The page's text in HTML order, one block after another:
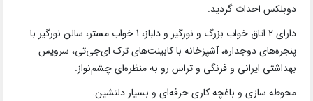
دوبلکس احداث گردید.
دارای 2 اتاق خواب بزرگ و نورگیر و دلباز، 1 خواب مستر، سالن نورگیر با
پنجره‌های دوجداره، آشپزخانه با کابینت‌های ترک ای‌جی‌تی، سرویس
بهداشتی ایرانی و فرنگی و تراس رو به منظره‌ای چشم‌نواز.
محوطه سازی و باغچه کاری حرفه‌ای و بسیار دلنشین.